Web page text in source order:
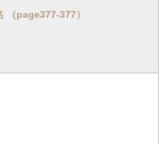
（page377-377）